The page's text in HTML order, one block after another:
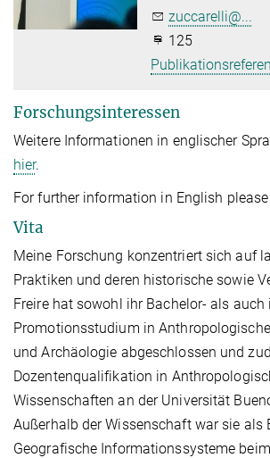
zuccarelli@...
125
Forschungsinteressen
Weitere Informationen in englischer
hier.
For further information in English please
Vita
Meine Forschung konzentriert sich auf
Praktiken und deren historische sowie
Freire hat sowohl ihr Bachelor- als auch
Promotionsstudium in
und Archäologie abgeschlossen und
Dozentenqualifikation in
Wissenschaften an der Universität
Außerhalb der Wissenschaft war sie als
Geografische Informationssysteme